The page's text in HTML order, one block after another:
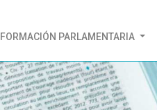
PARLAMENTARIA